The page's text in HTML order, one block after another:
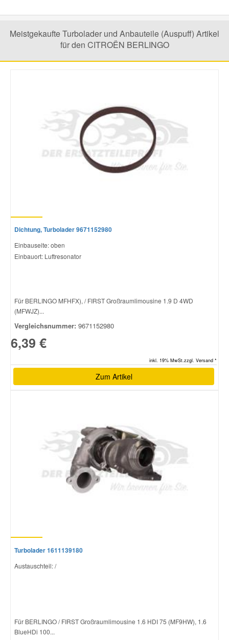
Meistgekaufte Turbolader und Anbauteile (Auspuff) Artikel
für den CITROËN BERLINGO
Dichtung, Turbolader 9671152980
Einbauseite: oben
Einbauort: Luftresonator
Für BERLINGO MFHFX), / FIRST Großraumlimousine 1.9 D 4WD
(MFWJZ)...
Vergleichsnummer: 9671152980
6,39 €
inkl. 19% MwSt.zzgl. Versand *
Zum Artikel
Turbolader 1611139180
Austauschteil: /
Für BERLINGO / FIRST Großraumlimousine 1.6 HDI 75 (MF9HW), 1.6
BlueHDi 100...